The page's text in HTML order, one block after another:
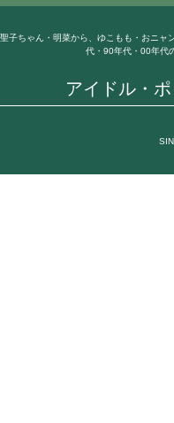
アイドル・
聖子ちゃん・明菜から、ゆこもも・おニャ
代・90年代・00年代